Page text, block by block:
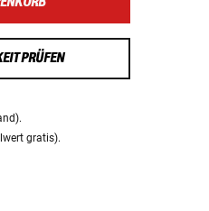
PRÜFEN
gratis).